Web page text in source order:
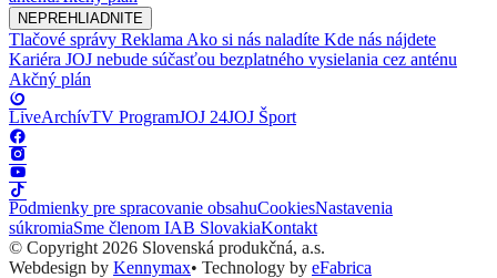
NEPREHLIADNITE
Tlačové správy Reklama Ako si nás naladíte Kde nás nájdete
Kariéra JOJ nebude súčasťou bezplatného vysielania cez anténu
Akčný plán
LiveArchívTV ProgramJOJ 24JOJ Šport
Podmienky pre spracovanie obsahuCookiesNastavenia
súkromiaSme členom IAB SlovakiaKontakt
© Copyright 2026 Slovenská produkčná, a.s.
Webdesign by Kennymax• Technology by eFabrica